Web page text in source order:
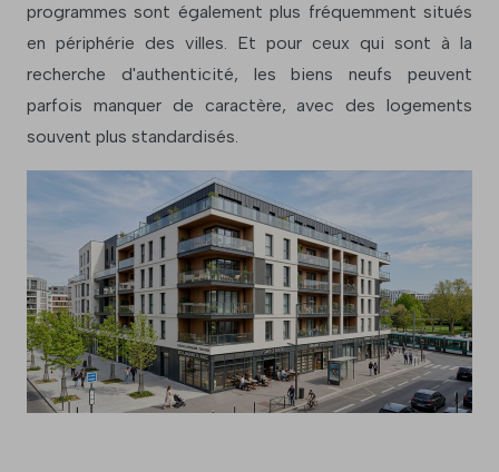
programmes sont également plus fréquemment situés
en périphérie des villes. Et pour ceux qui sont à la
recherche d'authenticité, les biens neufs peuvent
parfois manquer de caractère, avec des logements
souvent plus standardisés.